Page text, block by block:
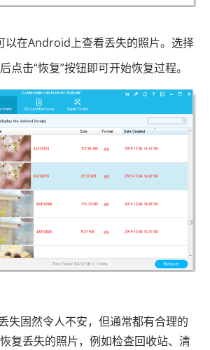
以在Android上查看丢失的照片。选择
点击“恢复”按钮即可开始恢复过程。
失固然令人不安，但通常都有合理的
复丢失的照片，例如检查回收站、清